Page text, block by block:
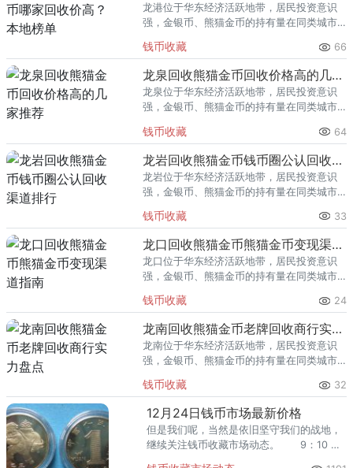
龙港位于华东经济活跃地带，居民投资意识
强，金银币、熊猫金币的持有量在同类城市
熊猫金币的需求就明显升温，但鱼龙混杂的
回收渠道里，能精准识别版别溢
钱币收藏 66
龙泉回收熊猫金币回收价格高的几家推荐
龙泉位于华东经济活跃地带，居民投资意识
强，金银币、熊猫金币的持有量在同类城市
熊猫金币的需求就明显升温，但鱼龙混杂的
回收渠道里，能精准识别版别溢
钱币收藏 64
龙岩回收熊猫金币钱币圈公认回收渠道排行
龙岩位于华东经济活跃地带，居民投资意识
强，金银币、熊猫金币的持有量在同类城市
熊猫金币的需求就明显升温，但鱼龙混杂的
回收渠道里，能精准识别版别溢
钱币收藏 33
龙口回收熊猫金币熊猫金币变现渠道指南
龙口位于华东经济活跃地带，居民投资意识
强，金银币、熊猫金币的持有量在同类城市
熊猫金币的需求就明显升温，但鱼龙混杂的
回收渠道里，能精准识别版别溢
钱币收藏 24
龙南回收熊猫金币老牌回收商行实力盘点
龙南位于华东经济活跃地带，居民投资意识
强，金银币、熊猫金币的持有量在同类城市
熊猫金币的需求就明显升温，但鱼龙混杂的
回收渠道里，能精准识别版别溢
钱币收藏 32
12月24日钱币市场最新价格
但是我们呢，当然是依旧坚守我们的战地，
继续关注钱币收藏市场动态。 9：10 有